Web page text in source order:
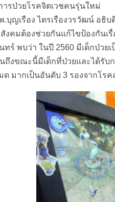
ารป่วยโรคจิตเวชคนรุ่นใหม่
ญเรือง ไตรเรืองวรวัฒน์ อธิบ
งคมต้องช่วยกันแก้ไขป้องกันเ
ทร์ พบว่า ในปี 2560 มีเด็กป่วย
ถึงขณะนี้มีเด็กที่ป่วยและได้รับ
ด มากเป็นอันดับ 3 รองจากโร